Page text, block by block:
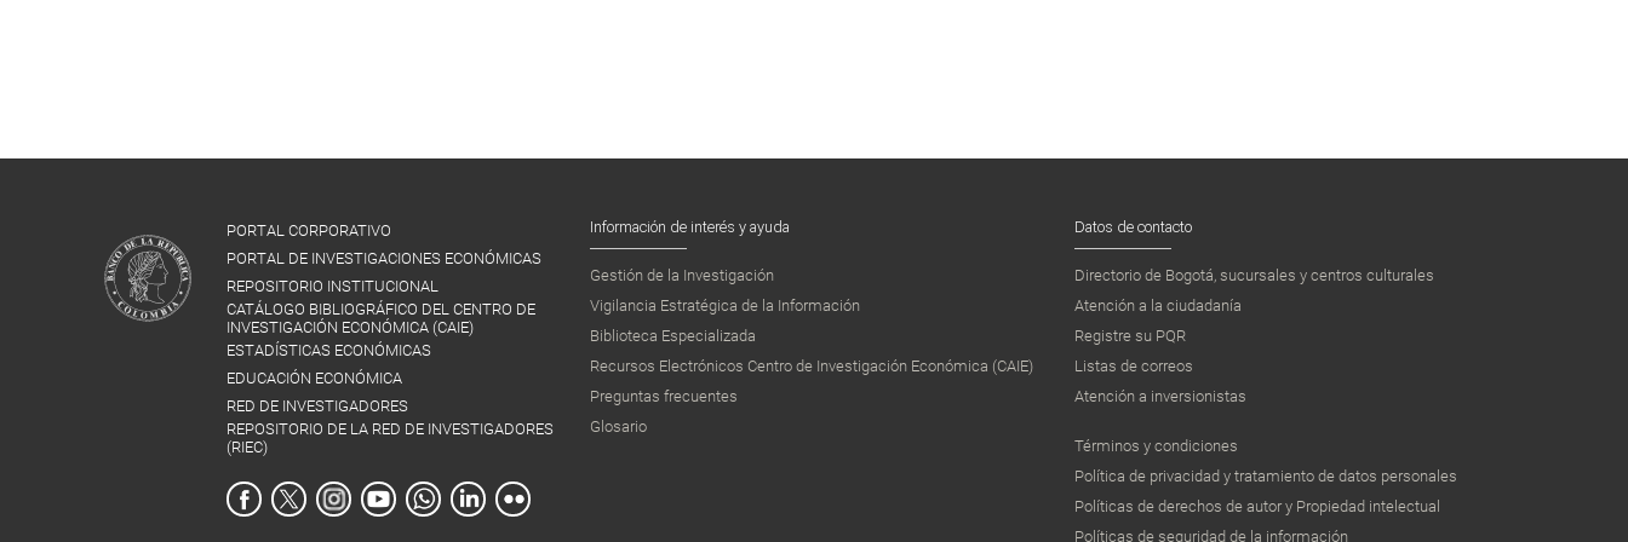
PORTAL CORPORATIVO
PORTAL DE INVESTIGACIONES ECONÓMICAS
REPOSITORIO INSTITUCIONAL
CATÁLOGO BIBLIOGRÁFICO DEL CENTRO DE
INVESTIGACIÓN ECONÓMICA (CAIE)
ESTADÍSTICAS ECONÓMICAS
EDUCACIÓN ECONÓMICA
RED DE INVESTIGADORES
REPOSITORIO DE LA RED DE INVESTIGADORES
(RIEC)
Información de interés y ayuda
Gestión de la Investigación
Vigilancia Estratégica de la Información
Biblioteca Especializada
Recursos Electrónicos Centro de Investigación Económica (CAIE)
Preguntas frecuentes
Glosario
Datos de contacto
Directorio de Bogotá, sucursales y centros culturales
Atención a la ciudadanía
Registre su PQR
Listas de correos
Atención a inversionistas
Términos y condiciones
Política de privacidad y tratamiento de datos personales
Políticas de derechos de autor y Propiedad intelectual
Políticas de seguridad de la información